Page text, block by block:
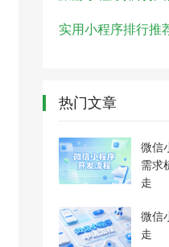
实用小程序排行推
热门文章
微信
需求
走
微信
走